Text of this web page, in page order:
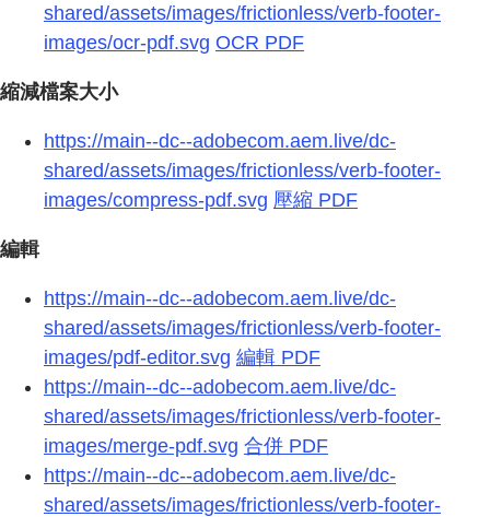
shared/assets/images/frictionless/verb-footer-
images/ocr-pdf.svg OCR PDF
縮減檔案大小
https://main--dc--adobecom.aem.live/dc-
shared/assets/images/frictionless/verb-footer-
images/compress-pdf.svg 壓縮 PDF
編輯
https://main--dc--adobecom.aem.live/dc-
shared/assets/images/frictionless/verb-footer-
images/pdf-editor.svg 編輯 PDF
https://main--dc--adobecom.aem.live/dc-
shared/assets/images/frictionless/verb-footer-
images/merge-pdf.svg 合併 PDF
https://main--dc--adobecom.aem.live/dc-
shared/assets/images/frictionless/verb-footer-